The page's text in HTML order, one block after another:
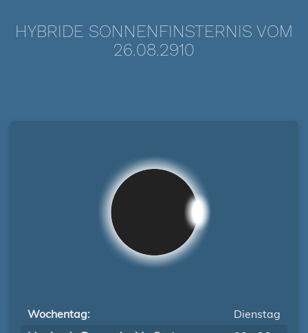
HYBRIDE SONNENFINSTERNIS VOM
26.08.2910
Wochentag:
Dienstag